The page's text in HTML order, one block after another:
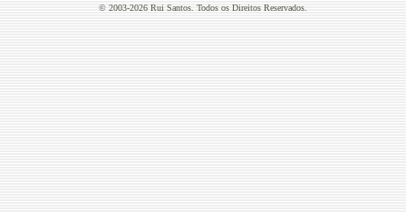
© 2003-2026 Rui Santos. Todos os Direitos Reservados.